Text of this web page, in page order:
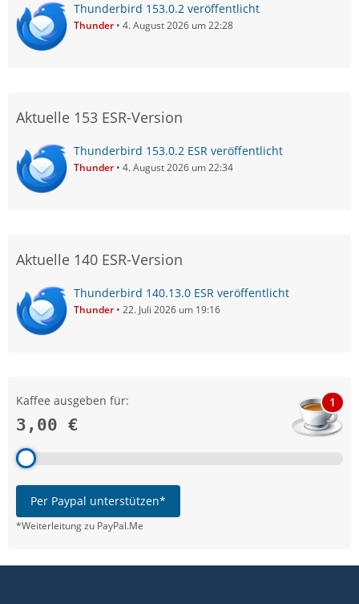
Thunderbird 153.0.2 veröffentlicht
Thunder 4. August 2026 um 22:28
Aktuelle 153 ESR-Version
Thunderbird 153.0.2 ESR veröffentlicht
Thunder 4. August 2026 um 22:34
Aktuelle 140 ESR-Version
Thunderbird 140.13.0 ESR veröffentlicht
Thunder 22. Juli 2026 um 19:16
Kaffee ausgeben für:
3,00 €
1
Per Paypal unterstützen*
*Weiterleitung zu PayPal.Me